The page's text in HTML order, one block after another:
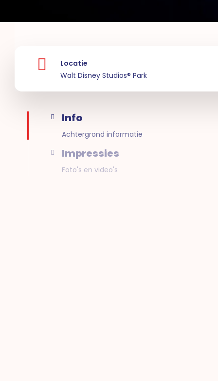
Locatie
Walt Disney Studios® Park
Info
Achtergrond informatie
Impressies
Foto's en video's